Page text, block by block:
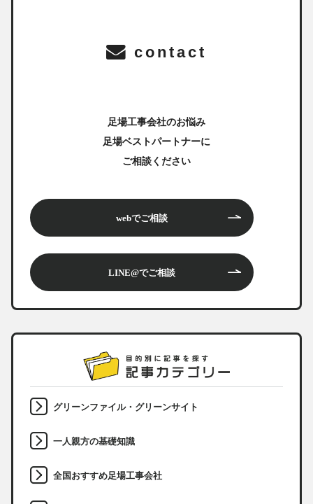
contact
足場工事会社のお悩み
足場ベストパートナーに
ご相談ください
webでご相談
LINE@でご相談
グリーンファイル・グリーンサイト
一人親方の基礎知識
全国おすすめ足場工事会社